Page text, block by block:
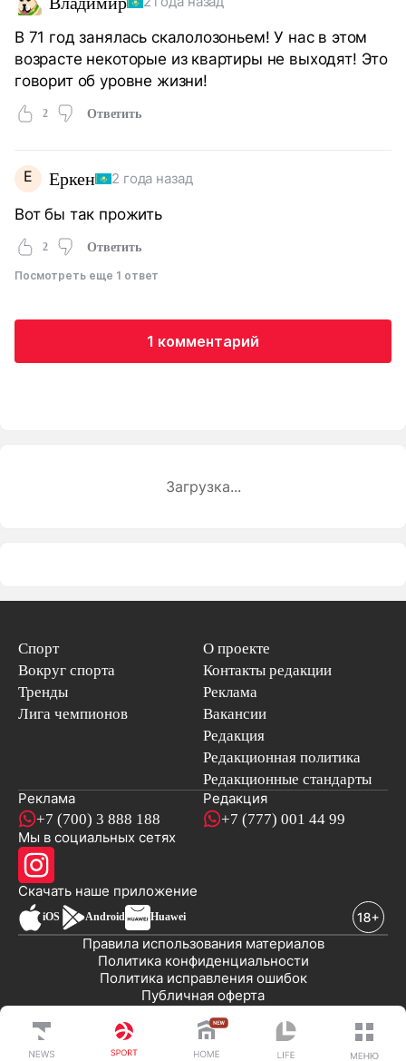
В 71 год занялась скалолозоньем! У нас в этом
возрасте некоторые из квартиры не выходят! Это
говорит об уровне жизни!
2 Ответить
Е Еркен 2 года назад
Вот бы так прожить
2 Ответить
Посмотреть еще 1 ответ
1 комментарий
Загрузка...
Спорт
Вокруг спорта
Тренды
Лига чемпионов
О проекте
Контакты редакции
Реклама
Вакансии
Редакция
Редакционная политика
Редакционные стандарты
Реклама
+7 (700) 3 888 188
Редакция
+7 (777) 001 44 99
Мы в социальных сетях
Скачать наше приложениеновостей
iOS Android Huawei
Публичная оферта
Политика исправления ошибок
Политика конфиденциальности
Правила использования материалов